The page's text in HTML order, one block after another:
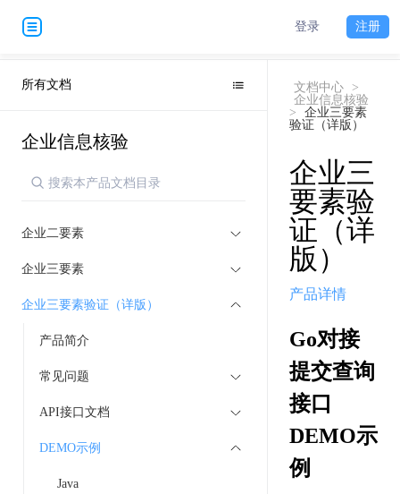
登录 注册
所有文档
企业信息核验
企业二要素
企业三要素
企业三要素验证（详版）
产品简介
常见问题
API接口文档
DEMO示例
Java
文档中心
>
企业信息核验
>
企业三要素
验证（详版）
企业三
要素验
证（详
版）
产品详情
Go对接
提交查询
接口
DEMO示
例